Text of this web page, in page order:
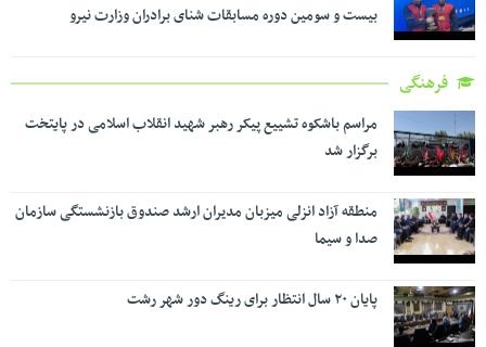
بیست و سومین دوره مسابقات شنای برادران وزارت نیرو
فرهنگی
مراسم باشکوه تشییع پیکر رهبر شهید انقلاب اسلامی در پایتخت
برگزار شد
منطقه آزاد انزلی میزبان مدیران ارشد صندوق بازنشستگی سازمان
صدا و سیما
پایان ۲۰ سال انتظار برای رینگ دور شهر رشت